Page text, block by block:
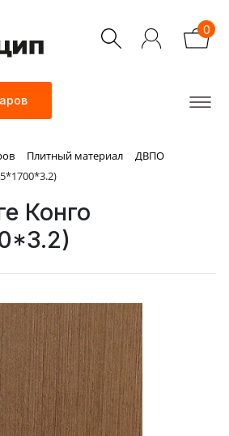
0
Плитный материал
ДВПО
Конго